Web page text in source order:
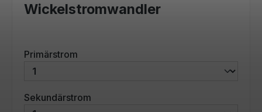
Wickelstromwandler
Primärstrom
Sekundärstrom